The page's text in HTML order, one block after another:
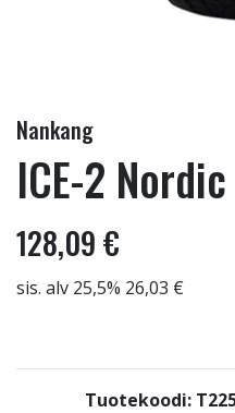
Nankang
ICE-2
128,09 €
sis. alv 25,5% 26,03 €
Tuotekoodi: